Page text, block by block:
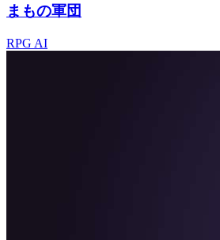
まもの軍団
RPG AI